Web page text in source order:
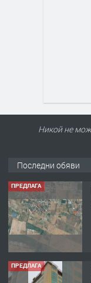
Никой не
Последни обяви
ПРЕДЛАГА
ПРЕДЛАГА